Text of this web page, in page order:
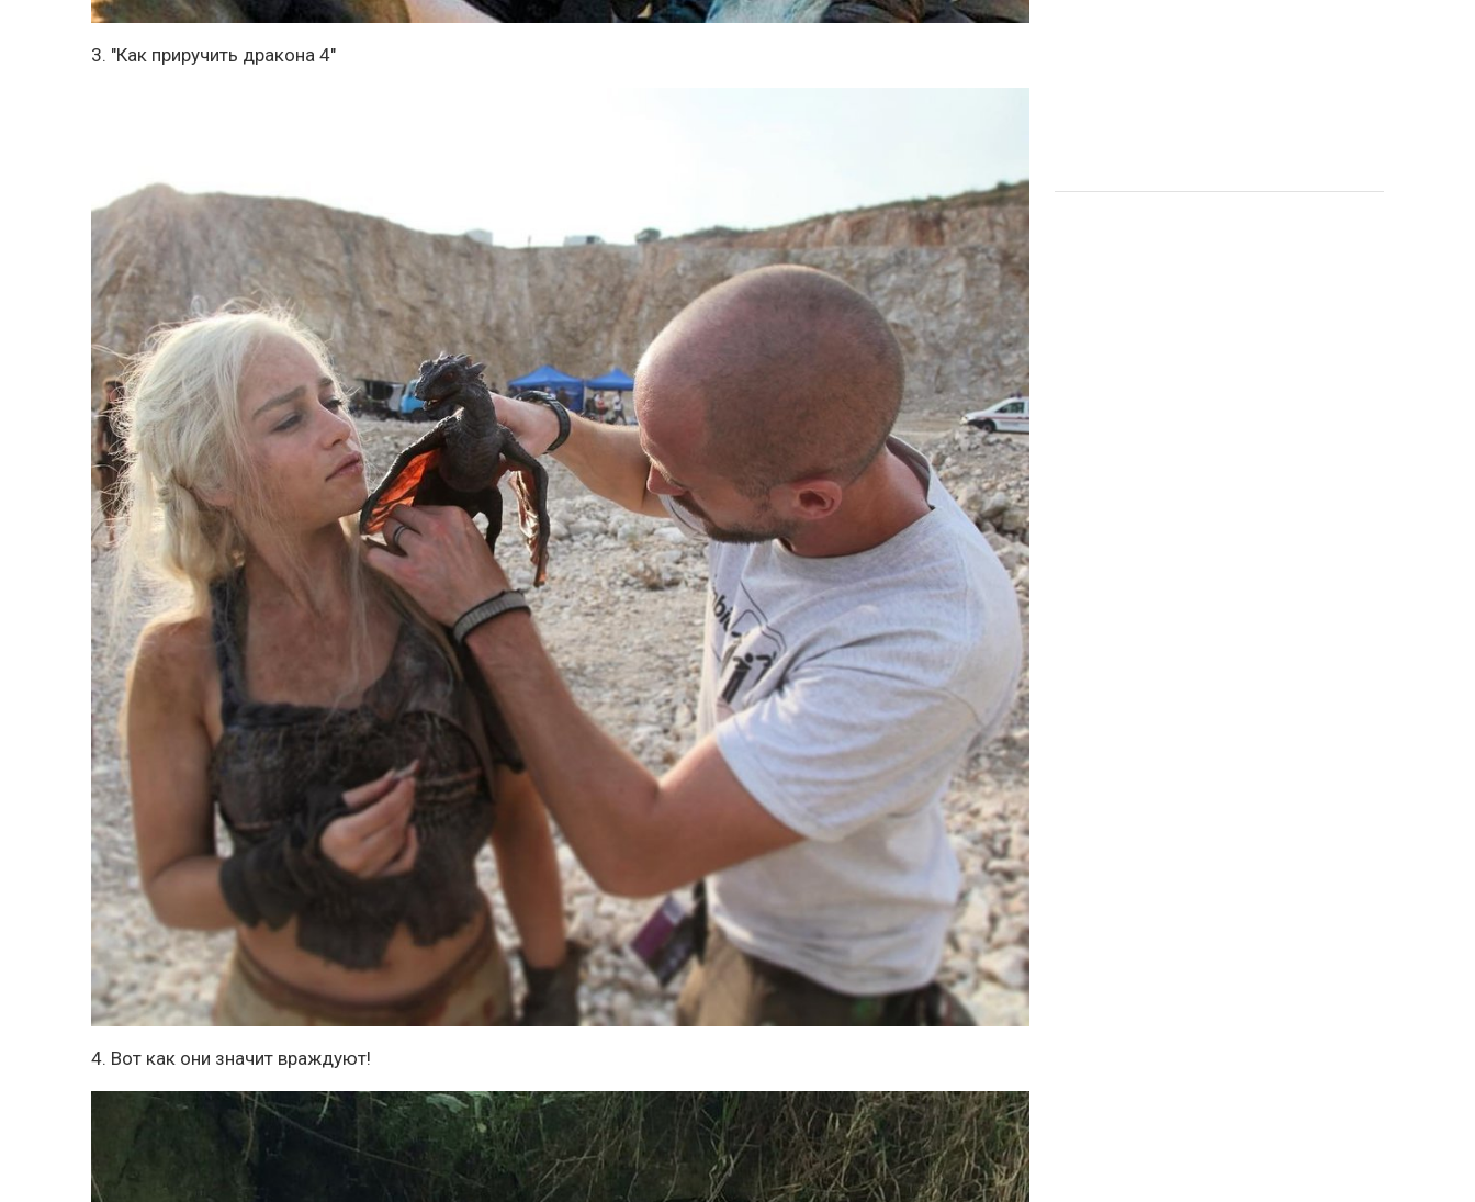
3. "Как приручить дракона 4"
4. Вот как они значит враждуют!